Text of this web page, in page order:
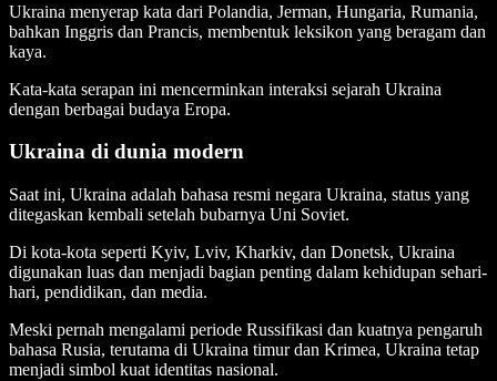
Ukraina menyerap kata dari Polandia, Jerman, Hungaria, Rumania,
bahkan Inggris dan Prancis, membentuk leksikon yang beragam dan
kaya.
Kata-kata serapan ini mencerminkan interaksi sejarah Ukraina
dengan berbagai budaya Eropa.
Ukraina di dunia modern
Saat ini, Ukraina adalah bahasa resmi negara Ukraina, status yang
ditegaskan kembali setelah bubarnya Uni Soviet.
Di kota-kota seperti Kyiv, Lviv, Kharkiv, dan Donetsk, Ukraina
digunakan luas dan menjadi bagian penting dalam kehidupan sehari-
hari, pendidikan, dan media.
Meski pernah mengalami periode Russifikasi dan kuatnya pengaruh
bahasa Rusia, terutama di Ukraina timur dan Krimea, Ukraina tetap
menjadi simbol kuat identitas nasional.